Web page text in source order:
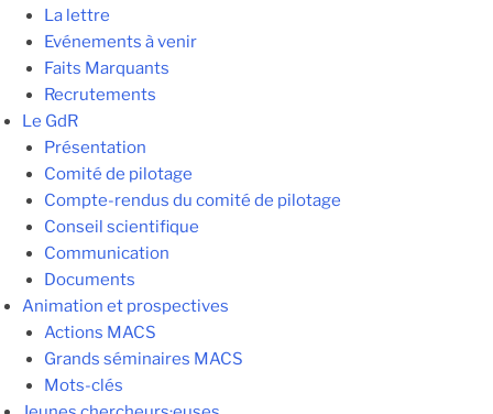
La lettre
Evénements à venir
Faits Marquants
Recrutements
Le GdR
Présentation
Comité de pilotage
Compte-rendus du comité de pilotage
Conseil scientifique
Communication
Documents
Animation et prospectives
Actions MACS
Grands séminaires MACS
Mots-clés